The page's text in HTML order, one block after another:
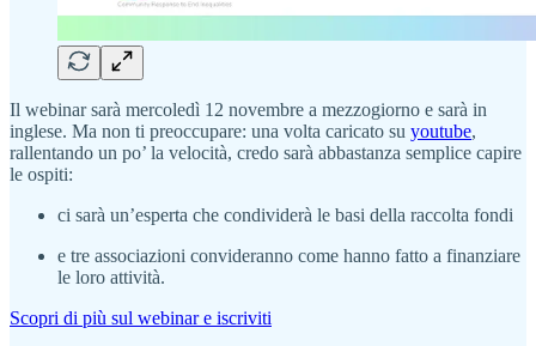
Il webinar sarà mercoledì 12 novembre a mezzogiorno e sarà in
inglese. Ma non ti preoccupare: una volta caricato su youtube,
rallentando un po’ la velocità, credo sarà abbastanza semplice capire
le ospiti:
ci sarà un’esperta che condividerà le basi della raccolta fondi
e tre associazioni convideranno come hanno fatto a finanziare
le loro attività.
Scopri di più sul webinar e iscriviti